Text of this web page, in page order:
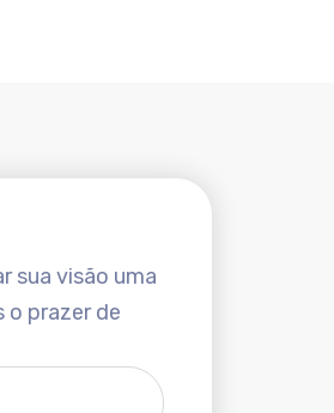
sua visão uma
o prazer de